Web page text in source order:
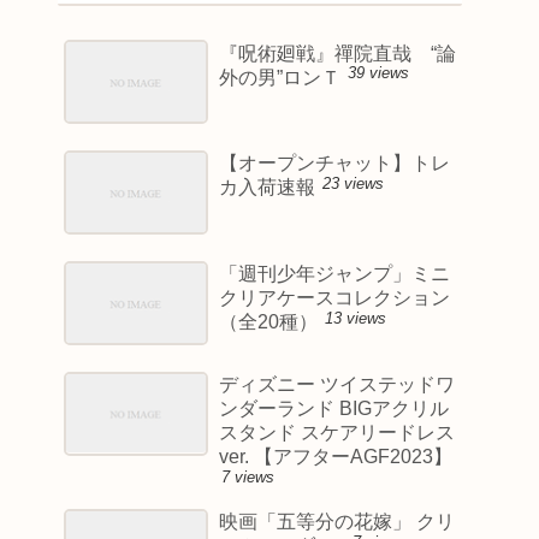
『呪術廻戦』禪院直哉 “論
外の男”ロンＴ
39 views
【オープンチャット】トレ
カ入荷速報 23 views
「週刊少年ジャンプ」ミニ
クリアケースコレクション
（全20種）
13 views
ディズニー ツイステッドワ
ンダーランド BIGアクリル
スタンド スケアリードレス
ver. 【アフターAGF2023】
7 views
映画「五等分の花嫁」 クリ